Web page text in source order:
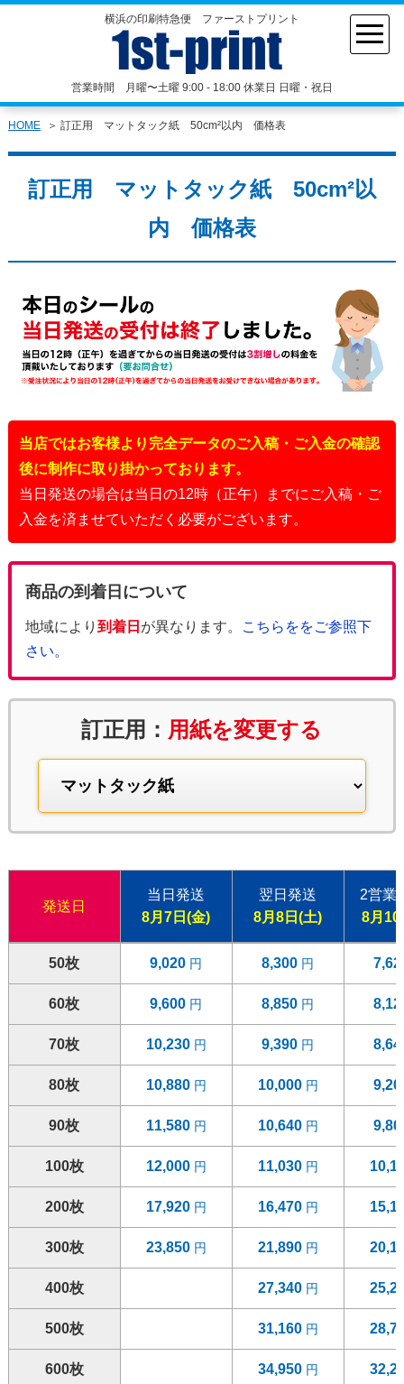
横浜の印刷特急便 ファーストプリント
営業時間 月曜〜土曜 9:00 - 18:00 休業日 日曜・祝日
HOME 訂正用 マットタック紙 50cm²以内 価格表
訂正用 マットタック紙 50cm²以
内 価格表
当店ではお客様より完全データのご入稿・ご入金の確認
後に制作に取り掛かっております。
当日発送の場合は当日の12時（正午）までにご入稿・ご
入金を済ませていただく必要がございます。
商品の到着日について
地域により 到着日 が異なります。
こちらををご参照下
さい。
訂正用： 用紙を変更する
発送日
当日発送
8月7日(金)
翌日発送
8月8日(土)
2営業
8月10
50枚 9,020 8,300
60枚 9,600 8,850
70枚 10,230 9,390
80枚 10,880 10,000
90枚 11,580 10,640
100枚 12,000 11,030
200枚 17,920 16,470
300枚 23,850 21,890
400枚 27,340
500枚 31,160
600枚 34,950